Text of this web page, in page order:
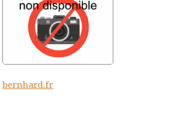
bernhard.fr